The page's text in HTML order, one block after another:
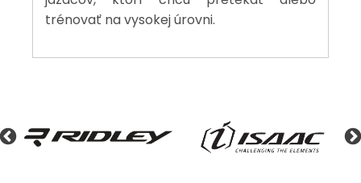
trénovať na vysokej úrovni.